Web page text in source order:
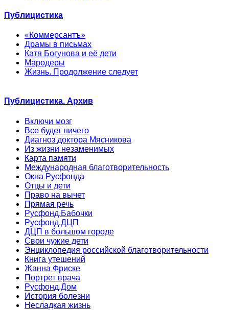
Публицистика
«Коммерсантъ»
Драмы в письмах
Катя Богунова и её дети
Мародеры
Жизнь. Продолжение следует
Публицистика. Архив
Включи мозг
Все будет ничего
Диагноз доктора Мясникова
Из жизни незаменимых
Карта памяти
Международная благотворительность
Окна Русфонда
Отцы и дети
Право на вычет
Прямая речь
Русфонд.Бабочки
Русфонд.ДЦП
ДЦП в большом городе
Свои чужие дети
Энциклопедия российской благотворительности
Книга утешений
Жанна Фриске
Портрет врача
Русфонд.Дом
История болезни
Несладкая жизнь